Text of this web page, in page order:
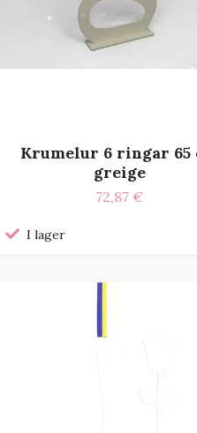
Krumelur 6 ringar 65
greige
72,87 €
I lager